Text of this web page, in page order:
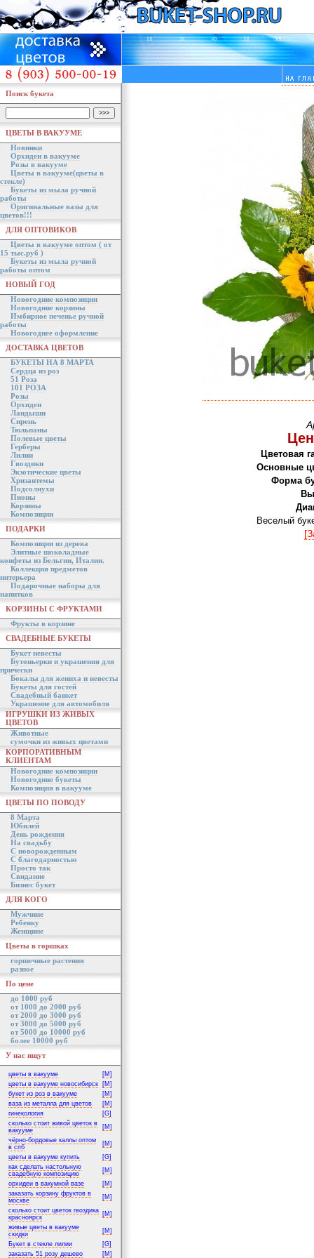
Поиск букета
ЦВЕТЫ В ВАКУУМЕ
Новинки
Орхидеи в вакууме
Розы в вакууме
Цветы в вакууме(цветы в
стекле)
Букеты из мыла ручной
работы
Оригинальные вазы для
цветов!!!
ДЛЯ ОПТОВИКОВ
Цветы в вакууме оптом ( от
15 тыс.руб )
Букеты из мыла ручной
работы оптом
НОВЫЙ ГОД
Новогодние композиции
Новогодние корзины
Имбирное печенье ручной
работы
Новогоднее оформление
ДОСТАВКА ЦВЕТОВ
БУКЕТЫ НА 8 МАРТА
Сердца из роз
51 Роза
101 РОЗА
Розы
Орхидеи
Ландыши
Сирень
Тюльпаны
Полевые цветы
Герберы
Лилии
Гвоздики
Экзотические цветы
Хризантемы
Подсолнухи
Пионы
Корзины
Композиции
ПОДАРКИ
Композиции из дерева
Элитные шоколадные
конфеты из Бельгии, Италии.
Коллекция предметов
интерьера
Подарочные наборы для
напитков
КОРЗИНЫ С ФРУКТАМИ
Фрукты в корзине
СВАДЕБНЫЕ БУКЕТЫ
Букет невесты
Бутоньерки и украшения для
прически
Бокалы для жениха и невесты
Букеты для гостей
Свадебный банкет
Украшение для автомобиля
ИГРУШКИ ИЗ ЖИВЫХ
ЦВЕТОВ
Животные
сумочки из живых цветами
КОРПОРАТИВНЫМ
КЛИЕНТАМ
Новогодние композиции
Новогодние букеты
Композиция в вакууме
ЦВЕТЫ ПО ПОВОДУ
8 Марта
Юбилей
День рождения
На свадьбу
С новорожденным
С благодарностью
Просто так
Свидание
Бизнес букет
ДЛЯ КОГО
Мужчине
Ребенку
Женщине
Цветы в горшках
горшечные растения
разное
По цене
до 1000 руб
от 1000 до 2000 руб
от 2000 до 3000 руб
от 3000 до 5000 руб
от 5000 до 10000 руб
более 10000 руб
У нас ищут
цветы в вакууме
[M]
цветы в вакууме новосибирск
[M]
букет из роз в вакууме
[M]
ваза из металла для цветов
[M]
гинекология
[G]
сколько стоит живой цветок в
вакууме
[M]
чёрно-бордовые каллы оптом
в спб
[M]
цветы в вакууме купить
[G]
как сделать настольную
свадебную композицию
[M]
орхидеи в вакумной вазе
[M]
заказать корзину фруктов в
москве
[M]
сколько стоит цветок гвоздика
красноярск
[M]
живые цветы в вакууме
скидки
[M]
Букет в стекле лилии
[G]
заказать 51 розу дешево
[M]
Цветовая
Основные
Форма
Веселый